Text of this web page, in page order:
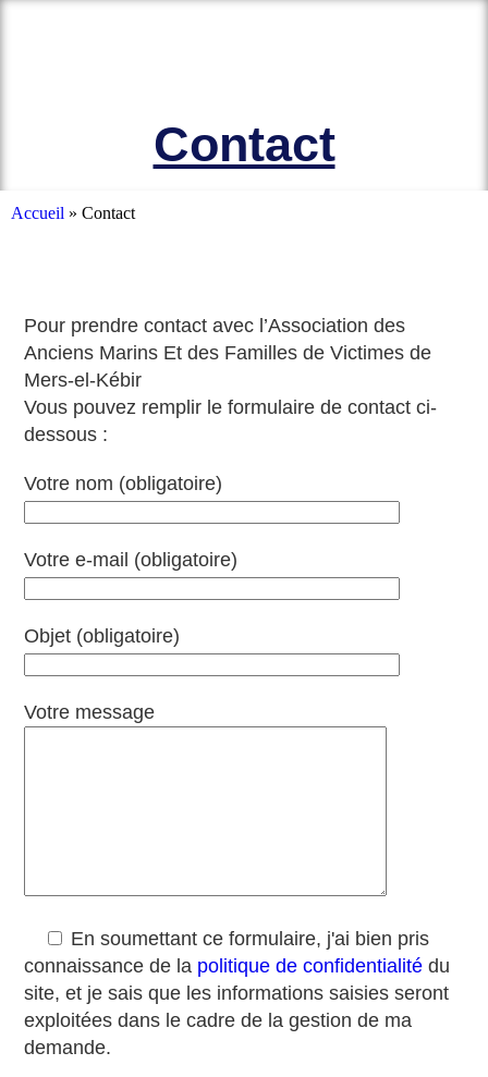
Contact
Accueil » Contact
Pour prendre contact avec l’Association des
Anciens Marins Et des Familles de Victimes de
Mers-el-Kébir
Vous pouvez remplir le formulaire de contact ci-
dessous :
Votre nom (obligatoire)
Votre e-mail (obligatoire)
Objet (obligatoire)
Votre message
En soumettant ce formulaire, j'ai bien pris
connaissance de la politique de confidentialité du
site, et je sais que les informations saisies seront
exploitées dans le cadre de la gestion de ma
demande.